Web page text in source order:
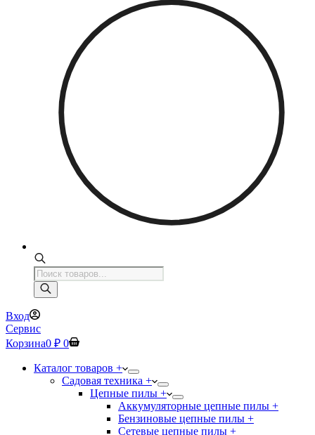
Поиск
товаров
Вход
Сервис
Корзина0 ₽ 0
Каталог товаров +
Садовая техника +
Цепные пилы +
Аккумуляторные цепные пилы +
Бензиновые цепные пилы +
Сетевые цепные пилы +